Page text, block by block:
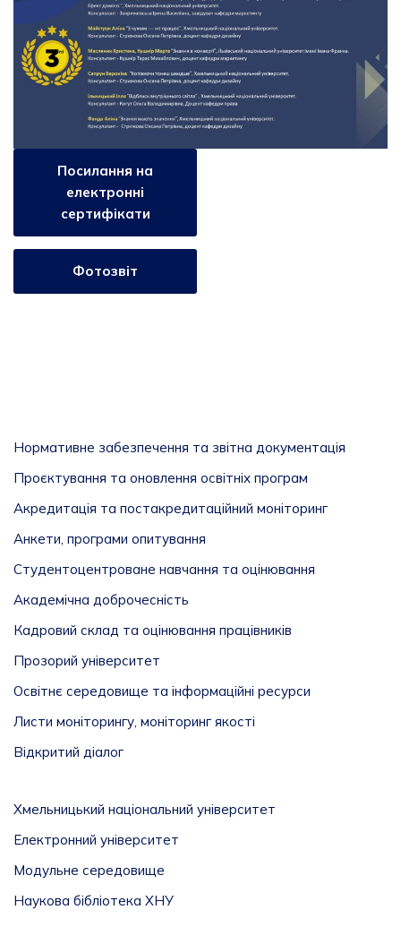
Посилання на
електронні
сертифікати
Фотозвіт
Нормативне забезпечення та звітна документація
Проєктування та оновлення освітніх програм
Акредитація та постакредитаційний моніторинг
Анкети, програми опитування
Студентоцентроване навчання та оцінювання
Академічна доброчесність
Кадровий склад та оцінювання працівників
Прозорий університет
Освітнє середовище та інформаційні ресурси
Листи моніторингу, моніторинг якості
Відкритий діалог
Хмельницький національний університет
Електронний університет
Модульне середовище
Наукова бібліотека ХНУ